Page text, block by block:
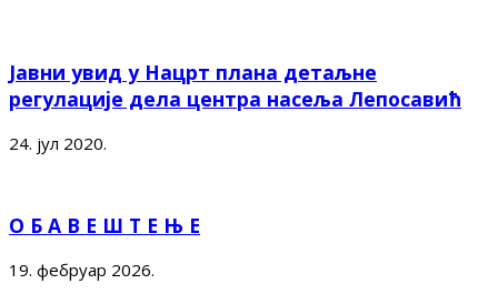
Јавни увид у Нацрт плана детаљне
регулације дела центра насеља Лепосавић
24. јул 2020.
О Б А В Е Ш Т Е Њ Е
19. фебруар 2026.